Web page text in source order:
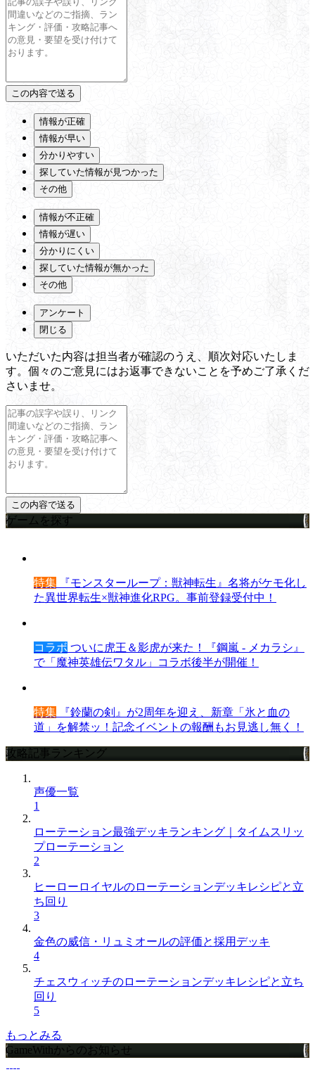
情報が正確
情報が早い
分かりやすい
探していた情報が見つかった
その他
情報が不正確
情報が遅い
分かりにくい
探していた情報が無かった
その他
アンケート
閉じる
いただいた内容は担当者が確認のうえ、順次対応いたしま
す。個々のご意見にはお返事できないことを予めご了承くだ
さいませ。
ゲームを探す
特集 『モンスターループ：獣神転生』名将がケモ化し
た異世界転生×獣神進化RPG。事前登録受付中！
コラボ ついに虎王＆影虎が来た！『鋼嵐 - メカラシ』
で「魔神英雄伝ワタル」コラボ後半が開催！
特集 『鈴蘭の剣』が2周年を迎え、新章「氷と血の
道」を解禁ッ！記念イベントの報酬もお見逃し無く！
攻略記事ランキング
声優一覧
1
ローテーション最強デッキランキング｜タイムスリッ
プローテーション
2
ヒーローロイヤルのローテーションデッキレシピと立
ち回り
3
金色の威信・リュミオールの評価と採用デッキ
4
チェスウィッチのローテーションデッキレシピと立ち
回り
5
もっとみる
GameWithからのお知らせ